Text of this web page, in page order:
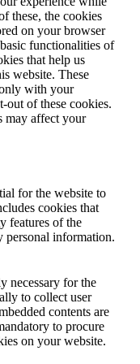
these, the cookies
on your browser
functionalities of
that help us
website. These
with your
out of these cookies.
may affect your
for the website to
cookies that
features of the
personal information.
necessary for the
to collect user
contents are
to procure
on your website.